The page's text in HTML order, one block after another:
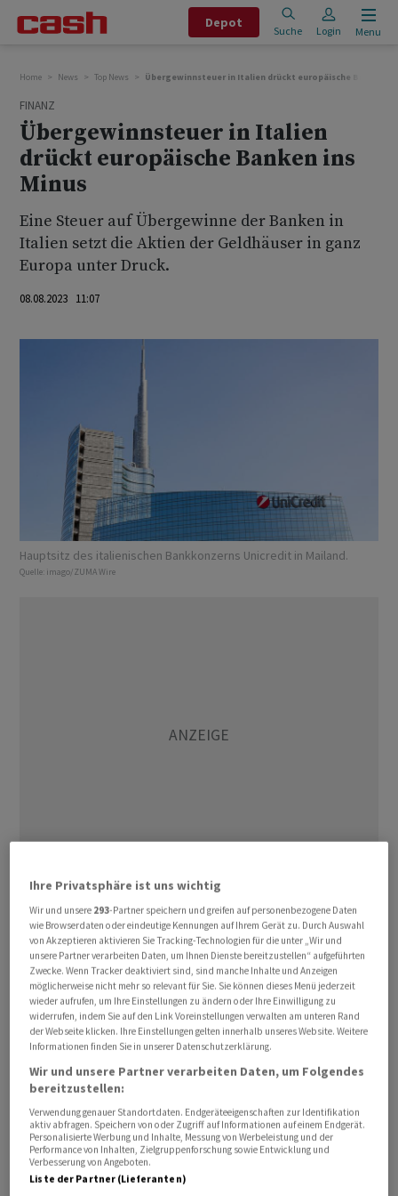
Depot
Suche Login Menu
Home News Top News Übergewinnsteuer in Italien drückt europäische Banken
FINANZ
Übergewinnsteuer in Italien
drückt europäische Banken ins
Minus
Eine Steuer auf Übergewinne der Banken in
Italien setzt die Aktien der Geldhäuser in ganz
Europa unter Druck.
08.08.2023 11:07
Hauptsitz des italienischen Bankkonzerns Unicredit in Mailand.
Quelle: imago/ZUMA Wire
Die Papiere von Bper Banca, FinecoBank,
SanpaoloundUniCreditverloren in Mailand am
Dienstag zwischen 5,5 und 7,7 Prozent. In Frankfurt
bröckelten die Titel derCommerzbankund der
Deutschen Bankum 3,5 beziehungsweise 2,2 Prozent
ab. AuchCredit AgricoleundBNP Paribasin Paris,ING
Amsterdam undBanco Santanderin Madrid gaben
jeweils rund zwei Prozent nach.
Die italienische Regierung hat eine einmalige Steuer in
Höhe von 40 Prozent auf die Gewinne der
Finanzinstitute aus den höheren Zinsen beschlossen.
Die Einnahmen sollen etwa zur Unterstützung von
Hypotheken-Kreditnehmern verwendet werden, sagte
Ihre Privatsphäre ist uns wichtig
Wir und unsere 293-Partner speichern und greifen auf personenbezogene Daten
wie Browserdaten oder eindeutige Kennungen auf Ihrem Gerät zu. Durch Auswahl
von Akzeptieren aktivieren Sie Tracking-Technologien für die unter „Wir und
unsere Partner verarbeiten Daten, um Ihnen Dienste bereitzustellen“ aufgeführten
Zwecke. Wenn Tracker deaktiviert sind, sind manche Inhalte und Anzeigen
möglicherweise nicht mehr so relevant für Sie. Sie können dieses Menü jederzeit
wieder aufrufen, um Ihre Einstellungen zu ändern oder Ihre Einwilligung zu
widerrufen, indem Sie auf den Link Voreinstellungen verwalten am unteren Rand
der Webseite klicken. Ihre Einstellungen gelten innerhalb unseres Website. Weitere
Informationen finden Sie in unserer Datenschutzerklärung.
Wir und unsere Partner verarbeiten Daten, um Folgendes
bereitzustellen:
Verwendung genauer Standortdaten. Endgeräteeigenschaften zur Identifikation
aktiv abfragen. Speichern von oder Zugriff auf Informationen auf einem Endgerät.
Personalisierte Werbung und Inhalte, Messung von Werbeleistung und der
Performance von Inhalten, Zielgruppenforschung sowie Entwicklung und
Verbesserung von Angeboten.
Liste der Partner (Lieferanten)